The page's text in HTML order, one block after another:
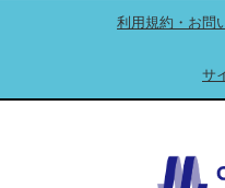
利用規約・お問
サ